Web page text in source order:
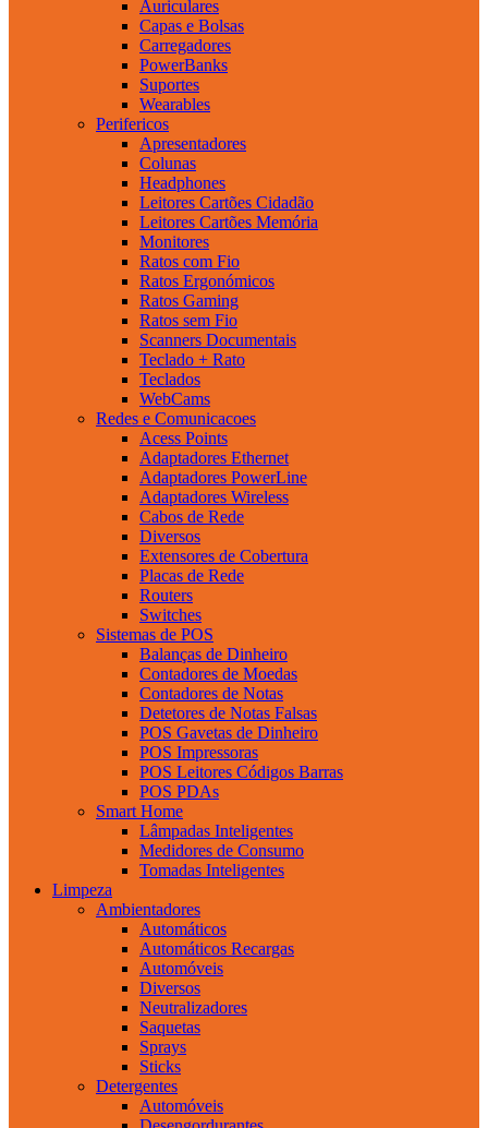
Auriculares
Capas e Bolsas
Carregadores
PowerBanks
Suportes
Wearables
Perifericos
Apresentadores
Colunas
Headphones
Leitores Cartões Cidadão
Leitores Cartões Memória
Monitores
Ratos com Fio
Ratos Ergonómicos
Ratos Gaming
Ratos sem Fio
Scanners Documentais
Teclado + Rato
Teclados
WebCams
Redes e Comunicacoes
Acess Points
Adaptadores Ethernet
Adaptadores PowerLine
Adaptadores Wireless
Cabos de Rede
Diversos
Extensores de Cobertura
Placas de Rede
Routers
Switches
Sistemas de POS
Balanças de Dinheiro
Contadores de Moedas
Contadores de Notas
Detetores de Notas Falsas
POS Gavetas de Dinheiro
POS Impressoras
POS Leitores Códigos Barras
POS PDAs
Smart Home
Lâmpadas Inteligentes
Medidores de Consumo
Tomadas Inteligentes
Limpeza
Ambientadores
Automáticos
Automáticos Recargas
Automóveis
Diversos
Neutralizadores
Saquetas
Sprays
Sticks
Detergentes
Automóveis